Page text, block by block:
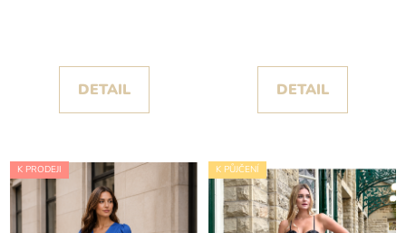
DETAIL DETAIL
K PRODEJI K PŮJČENÍ